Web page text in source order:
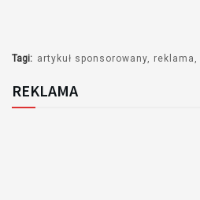
Tagi: artykuł sponsorowany reklama
REKLAMA